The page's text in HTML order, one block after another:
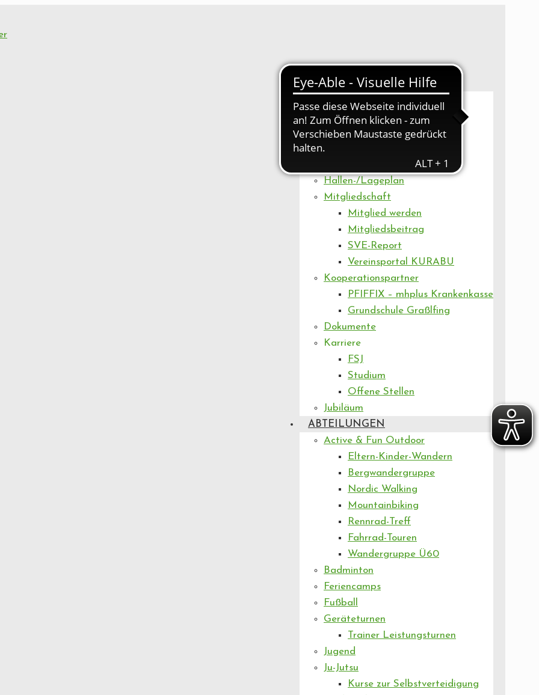
UNSER VEREIN
Artikel
Vorstand
Geschäftsstelle
Hallen-/Lageplan
Mitgliedschaft
Mitglied werden
Mitgliedsbeitrag
SVE-Report
Vereinsportal KURABU
Kooperationspartner
PFIFFIX – mhplus Krankenkasse
Grundschule Graßlfing
Dokumente
Karriere
FSJ
Studium
Offene Stellen
Jubiläum
ABTEILUNGEN
Active & Fun Outdoor
Eltern-Kinder-Wandern
Bergwandergruppe
Nordic Walking
Mountainbiking
Rennrad-Treff
Fahrrad-Touren
Wandergruppe Ü60
Badminton
Feriencamps
Fußball
Geräteturnen
Trainer Leistungsturnen
Jugend
Ju-Jutsu
Kurse zur Selbstverteidigung